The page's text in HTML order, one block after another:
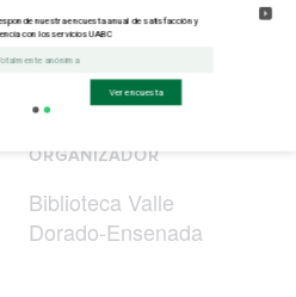
ORGANIZADOR
Biblioteca Valle
Dorado-Ensenada
nuestra encuesta anual de satisfacción y
con los servicios UABC
anónima
Ver encuesta